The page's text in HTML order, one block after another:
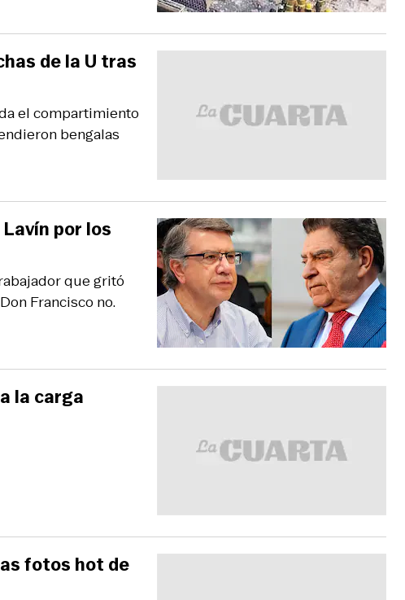
el compartimiento
bengalas
de la U tras
que gritó
Francisco no.
por los
la carga
fotos hot de